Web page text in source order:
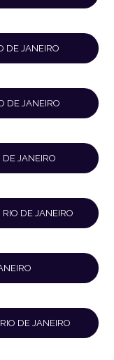
DE JANEIRO
DE JANEIRO
DE JANEIRO
DE JANEIRO
DE JANEIRO